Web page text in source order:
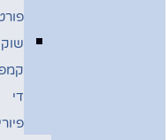
שוק
די
פיורי